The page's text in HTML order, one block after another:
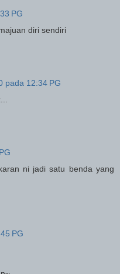
PG
diri sendiri
pada 12:34 PG
ni jadi satu benda yang
PG